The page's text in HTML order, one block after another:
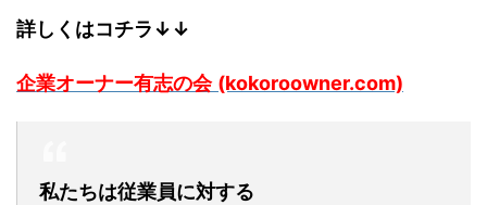
詳しくはコチラ↓↓
企業オーナー有志の会 (kokoroowner.com)
私たちは従業員に対する